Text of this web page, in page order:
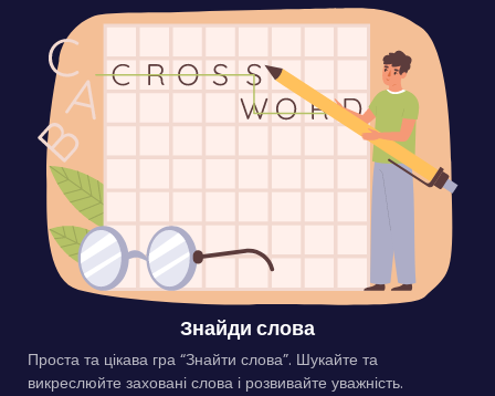
Знайди слова
Проста та цікава гра “Знайти слова”. Шукайте та
викреслюйте заховані слова і розвивайте уважність.